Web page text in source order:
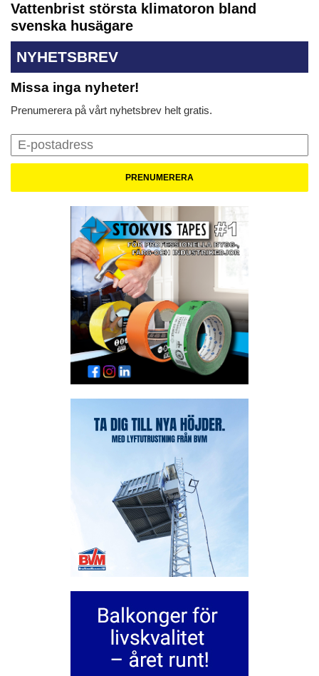
Vattenbrist största klimatoron bland
svenska husägare
NYHETSBREV
Missa inga nyheter!
Prenumerera på vårt nyhetsbrev helt gratis.